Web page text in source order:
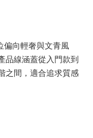
偏向輕奢與文青風
品線涵蓋從入門款到
之間，適合追求質感